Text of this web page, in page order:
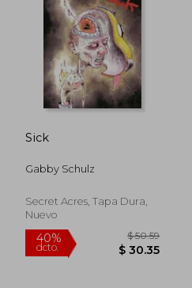
45%
dcto. $ 29.33
Sick
Gabby Schulz
Secret Acres, Tapa Dura,
Nuevo